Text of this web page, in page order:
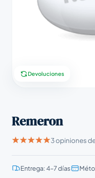
Devoluciones
Remeron
3 opiniones
Entrega: 4–7 días